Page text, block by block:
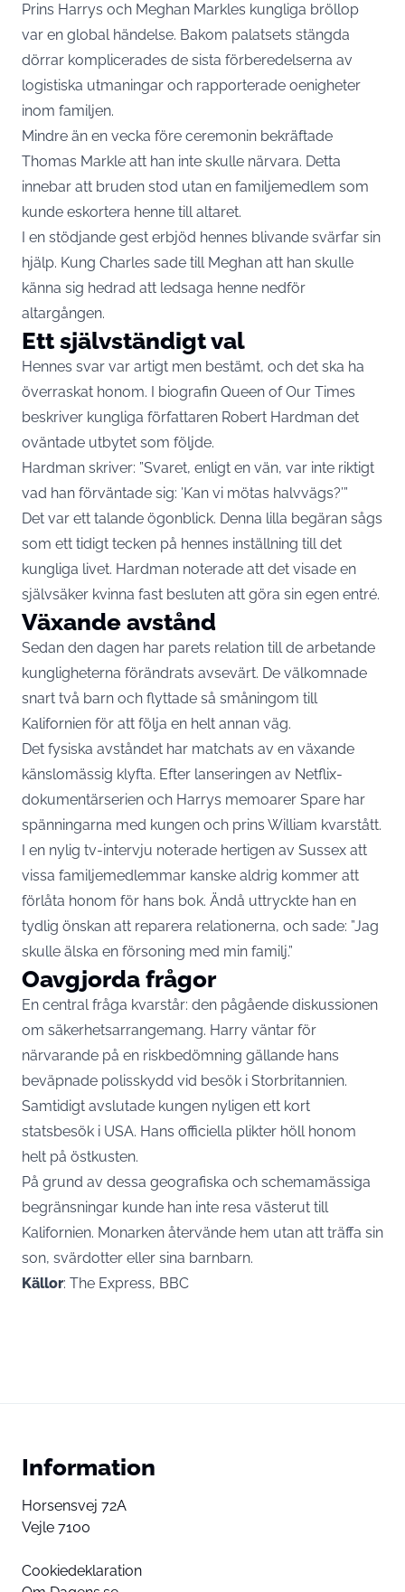
Prins Harrys och Meghan Markles kungliga bröllop
var en global händelse. Bakom palatsets stängda
dörrar komplicerades de sista förberedelserna av
logistiska utmaningar och rapporterade oenigheter
inom familjen.
Mindre än en vecka före ceremonin bekräftade
Thomas Markle att han inte skulle närvara. Detta
innebar att bruden stod utan en familjemedlem som
kunde eskortera henne till altaret.
I en stödjande gest erbjöd hennes blivande svärfar sin
hjälp. Kung Charles sade till Meghan att han skulle
känna sig hedrad att ledsaga henne nedför
altargången.
Ett självständigt val
Hennes svar var artigt men bestämt, och det ska ha
överraskat honom. I biografin Queen of Our Times
beskriver kungliga författaren Robert Hardman det
oväntade utbytet som följde.
Hardman skriver: ”Svaret, enligt en vän, var inte riktigt
vad han förväntade sig: ’Kan vi mötas halvvägs?’”
Det var ett talande ögonblick. Denna lilla begäran sågs
som ett tidigt tecken på hennes inställning till det
kungliga livet. Hardman noterade att det visade en
självsäker kvinna fast besluten att göra sin egen entré.
Växande avstånd
Sedan den dagen har parets relation till de arbetande
kungligheterna förändrats avsevärt. De välkomnade
snart två barn och flyttade så småningom till
Kalifornien för att följa en helt annan väg.
Det fysiska avståndet har matchats av en växande
känslomässig klyfta. Efter lanseringen av Netflix-
dokumentärserien och Harrys memoarer Spare har
spänningarna med kungen och prins William kvarstått.
I en nylig tv-intervju noterade hertigen av Sussex att
vissa familjemedlemmar kanske aldrig kommer att
förlåta honom för hans bok. Ändå uttryckte han en
tydlig önskan att reparera relationerna, och sade: ”Jag
skulle älska en försoning med min familj.”
Oavgjorda frågor
En central fråga kvarstår: den pågående diskussionen
om säkerhetsarrangemang. Harry väntar för
närvarande på en riskbedömning gällande hans
beväpnade polisskydd vid besök i Storbritannien.
Samtidigt avslutade kungen nyligen ett kort
statsbesök i USA. Hans officiella plikter höll honom
helt på östkusten.
På grund av dessa geografiska och schemamässiga
begränsningar kunde han inte resa västerut till
Kalifornien. Monarken återvände hem utan att träffa sin
son, svärdotter eller sina barnbarn.
Källor: The Express, BBC
Information
Horsensvej 72A
Vejle 7100
Cookiedeklaration